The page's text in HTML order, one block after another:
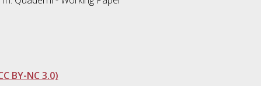
BY-NC 3.0)